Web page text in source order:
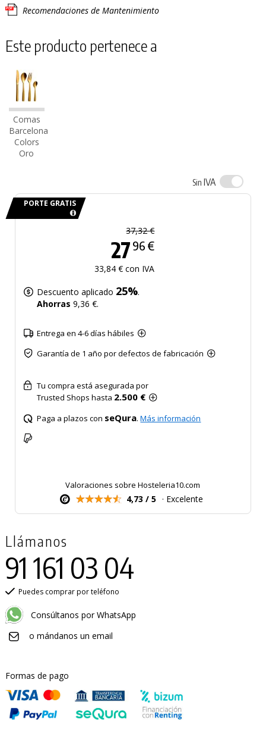
Recomendaciones de Mantenimiento
Este producto pertenece a
Comas
Barcelona
Colors
Oro
Sin IVA
PORTE GRATIS
37,32 €
27 96 €
33,84 € con IVA
Descuento aplicado 25%.
Ahorras 9,36 €.
Entrega en 4-6 días hábiles
Garantía de 1 año por defectos de fabricación
Tu compra está asegurada por
Trusted Shops hasta 2.500 €
Paga a plazos con seQura.Más información
Valoraciones sobre Hosteleria10.com
4,73 / 5 · Excelente
Llámanos
91 161 03 04
Puedes comprar por teléfono
Consúltanos por WhatsApp
o mándanos un email
Formas de pago